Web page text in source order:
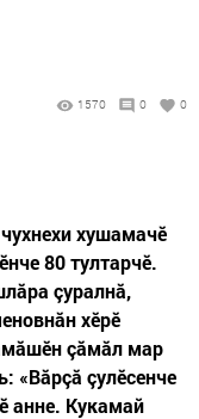
1570 0 0
хушамачӗ
80 тултарчӗ.
çуралнă,
хӗрӗ
çăмăл мар
«Вăрçă çулӗсенче
анне. Кукамай